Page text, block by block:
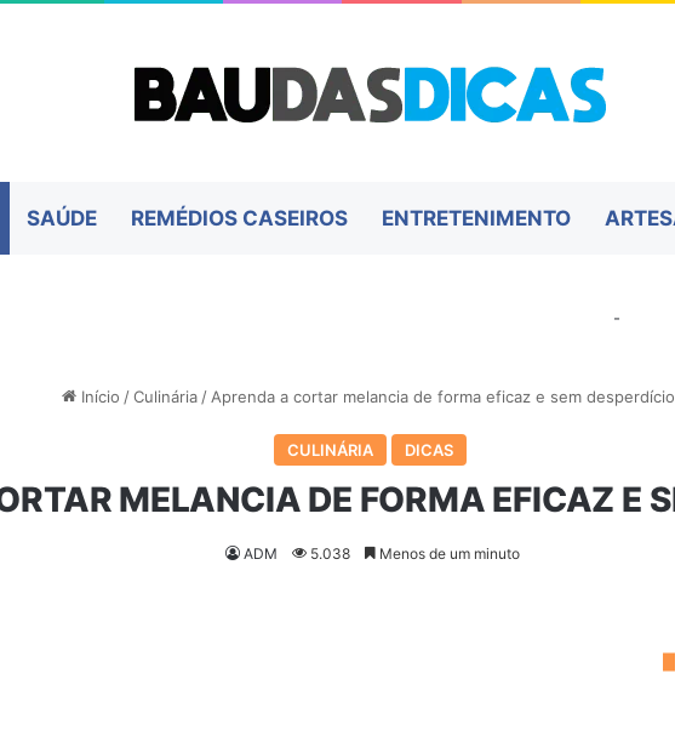
SAÚDE REMÉDIOS CASEIROS ENTRETENIMENTO
-
Início / Culinária / Aprenda a cortar melancia de forma eficaz e sem
CULINÁRIA DICAS
MELANCIA DE FORMA EFICAZ E
ADM 5.038 Menos de um minuto